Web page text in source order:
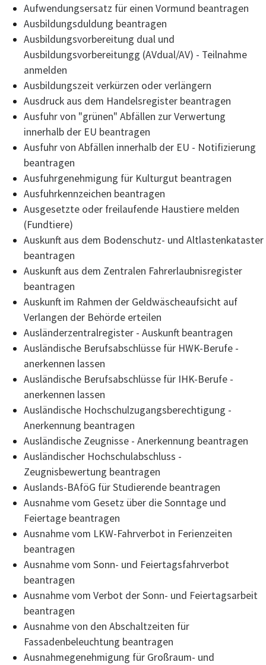
Aufwendungsersatz für einen Vormund beantragen
Ausbildungsduldung beantragen
Ausbildungsvorbereitung dual und
Ausbildungsvorbereitungg (AVdual/AV) - Teilnahme
anmelden
Ausbildungszeit verkürzen oder verlängern
Ausdruck aus dem Handelsregister beantragen
Ausfuhr von "grünen" Abfällen zur Verwertung
innerhalb der EU beantragen
Ausfuhr von Abfällen innerhalb der EU - Notifizierung
beantragen
Ausfuhrgenehmigung für Kulturgut beantragen
Ausfuhrkennzeichen beantragen
Ausgesetzte oder freilaufende Haustiere melden
(Fundtiere)
Auskunft aus dem Bodenschutz- und Altlastenkataster
beantragen
Auskunft aus dem Zentralen Fahrerlaubnisregister
beantragen
Auskunft im Rahmen der Geldwäscheaufsicht auf
Verlangen der Behörde erteilen
Ausländerzentralregister - Auskunft beantragen
Ausländische Berufsabschlüsse für HWK-Berufe -
anerkennen lassen
Ausländische Berufsabschlüsse für IHK-Berufe -
anerkennen lassen
Ausländische Hochschulzugangsberechtigung -
Anerkennung beantragen
Ausländische Zeugnisse - Anerkennung beantragen
Ausländischer Hochschulabschluss -
Zeugnisbewertung beantragen
Auslands-BAföG für Studierende beantragen
Ausnahme vom Gesetz über die Sonntage und
Feiertage beantragen
Ausnahme vom LKW-Fahrverbot in Ferienzeiten
beantragen
Ausnahme vom Sonn- und Feiertagsfahrverbot
beantragen
Ausnahme vom Verbot der Sonn- und Feiertagsarbeit
beantragen
Ausnahme von den Abschaltzeiten für
Fassadenbeleuchtung beantragen
Ausnahmegenehmigung für Großraum- und